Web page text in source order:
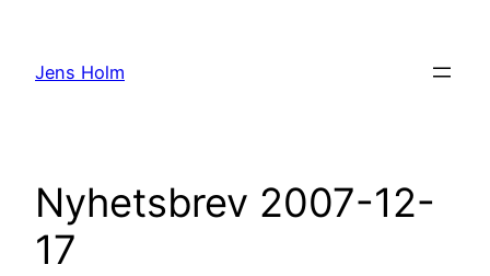
innehåll
Jens Holm
Nyhetsbrev 2007-12-
17